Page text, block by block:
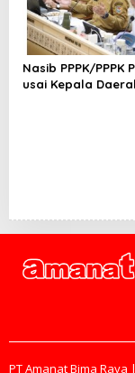
Nasib PPPK/PPPK
usai Kepala
PT Amanat Bima Raya